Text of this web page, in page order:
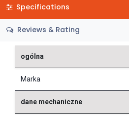
Specifications
Reviews & Rating
ogólna
Marka
dane mechaniczne